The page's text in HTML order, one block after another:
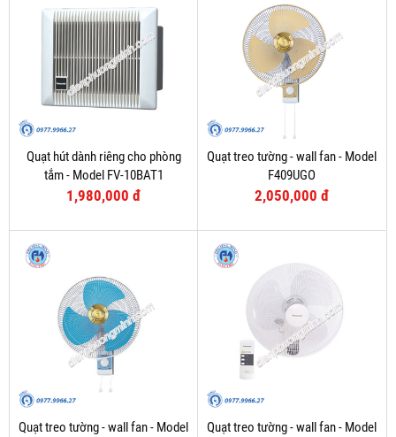
Quạt hút dành riêng cho phòng
tắm - Model FV-10BAT1
1,980,000 đ
Quạt treo tường - wall fan - Model
F409UGO
2,050,000 đ
Quạt treo tường - wall fan - Model
Quạt treo tường - wall fan - Model